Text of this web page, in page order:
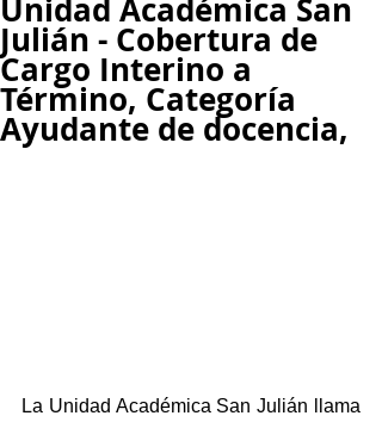
Unidad Académica San
Julián - Cobertura de
Cargo Interino a
Término, Categoría
Ayudante de docencia,
La Unidad Académica San Julián llama